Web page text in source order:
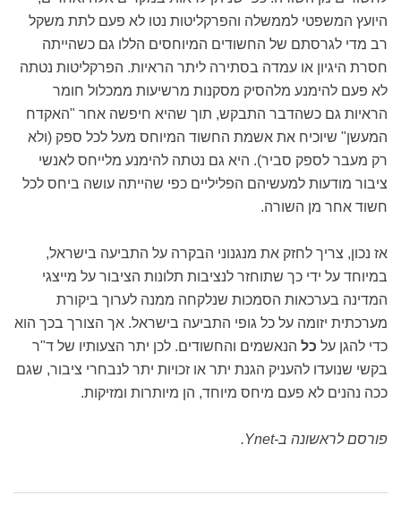
היועץ המשפטי לממשלה והפרקליטות נטו לא פעם לתת משקל
רב מדי לגרסתם של החשודים המיוחסים הללו גם כשהייתה
חסרת היגיון או עמדה בסתירה ליתר הראיות. הפרקליטות נטתה
לא פעם להימנע מלהסיק מסקנות מרשיעות ממכלול חומר
הראיות גם כשהדבר התבקש, תוך שהיא חיפשה אחר "האקדח
המעשן" שיוכיח את אשמת החשוד המיוחס מעל לכל ספק (ולא
רק מעבר לספק סביר). היא גם נטתה להימנע מלייחס לאנשי
ציבור מודעות למעשיהם הפליליים כפי שהייתה עושה ביחס לכל
חשוד אחר מן השורה.
אז נכון, צריך לחזק את מנגנוני הבקרה על התביעה בישראל,
במיוחד על ידי כך שתוחזר לנציבות תלונות הציבור על מייצגי
המדינה בערכאות הסמכות שנלקחה ממנה לערוך ביקורת
מערכתית יזומה על כל גופי התביעה בישראל. אך הצורך בכך הוא
כדי להגן על כל הנאשמים והחשודים. לכן יתר הצעותיו של ד"ר
בקשי שנועדו להעניק הגנת יתר או זכויות יתר לנבחרי ציבור, שגם
ככה נהנים לא פעם מיחס מיוחד, הן מיותרות ומזיקות.
פורסם לראשונה ב-Ynet.